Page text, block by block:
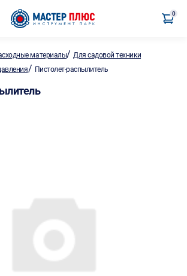
0
материалы/Для садовой техники
/ Пистолет-распылитель